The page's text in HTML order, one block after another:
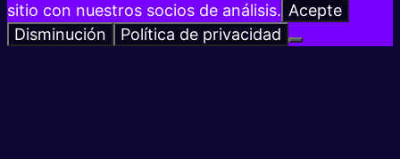
sitio con nuestros socios de análisis. Acepte
Disminución
Política de privacidad